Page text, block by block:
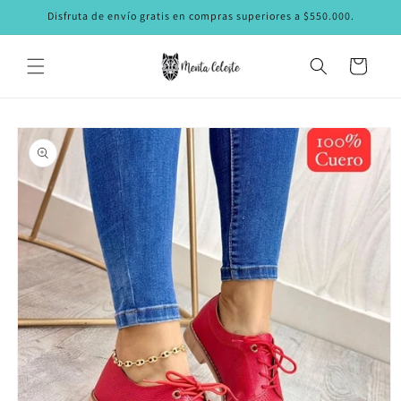
directamente
al contenido
Disfruta de envío gratis en compras superiores a $550.000.
Carrito
directamente
a la
información
del producto